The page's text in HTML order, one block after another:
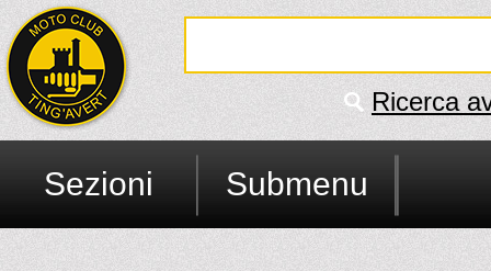
Ricerca
Sezioni Submenu